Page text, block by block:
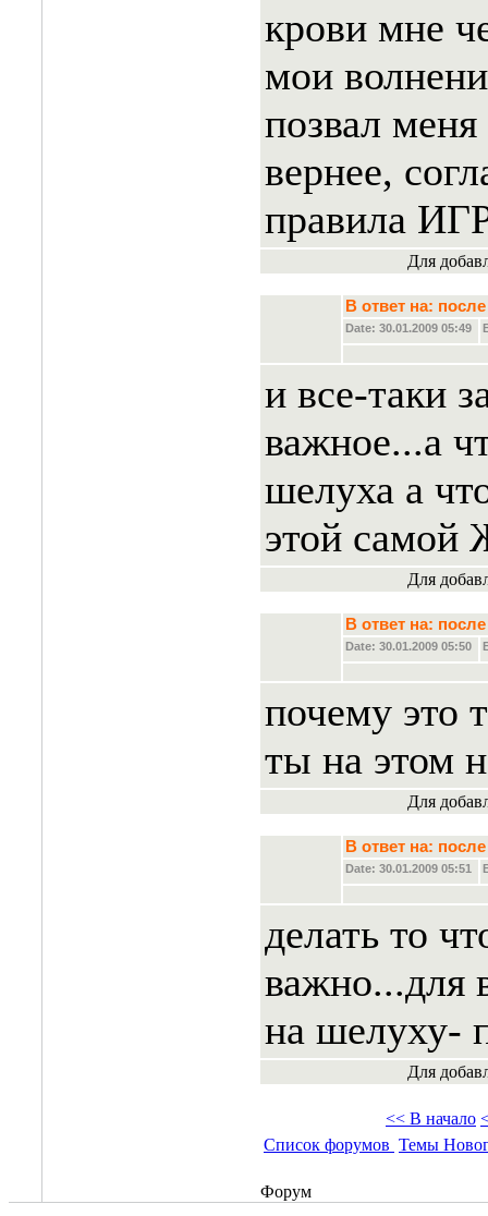
крови мне
мои
позвал
вернее,
правила
Для
В ответ на:
Date: 30.01.2009 05:49
и все-таки
важное...а
шелуха а
этой
Для
В ответ на:
Date: 30.01.2009 05:50
почему это
ты на этом
Для
В ответ на:
Date: 30.01.2009 05:51
делать то
важно...для
на шелуху-
Для
<< В начало
Список форумов Темы
Форум